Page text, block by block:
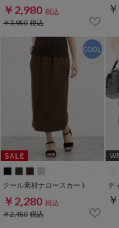
￥2,980 税込
￥3,980税込
クール素材ナロースカート
￥2,280 税込
￥2,480税込
テ